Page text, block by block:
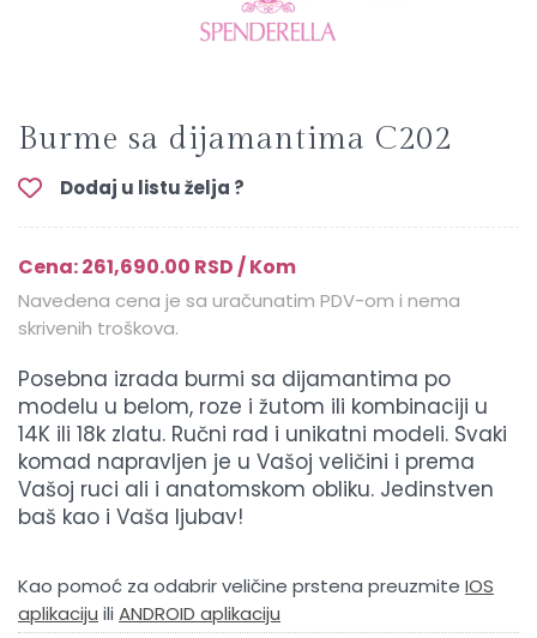
Burme sa dijamantima C202
Dodaj u listu želja ?
Cena: 261,690.00 RSD / Kom
Navedena cena je sa uračunatim PDV-om i nema
skrivenih troškova.
Posebna izrada burmi sa dijamantima po
modelu u belom, roze i žutom ili kombinaciji u
14K ili 18k zlatu. Ručni rad i unikatni modeli. Svaki
komad napravljen je u Vašoj veličini i prema
Vašoj ruci ali i anatomskom obliku. Jedinstven
baš kao i Vaša ljubav!
Kao pomoć za odabrir veličine prstena preuzmite IOS
aplikaciju ili ANDROID aplikaciju